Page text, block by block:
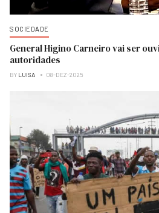
SOCIEDADE
General Higino Carneiro vai ser
autoridades
BY LUISA 08-DEZ-2025